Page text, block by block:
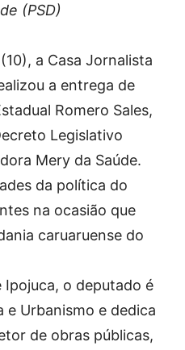
(PSD)
a Casa Jornalista
a entrega de
Romero Sales,
Legislativo
Mery da Saúde.
da política do
na ocasião que
caruaruense do
o deputado é
Urbanismo e dedica
de obras públicas,